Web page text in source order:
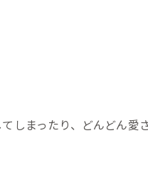
しまったり、どんどん愛